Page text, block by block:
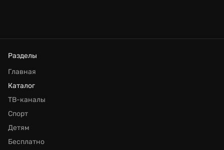
Разделы
Главная
Каталог
ТВ-каналы
Спорт
Детям
Бесплатно